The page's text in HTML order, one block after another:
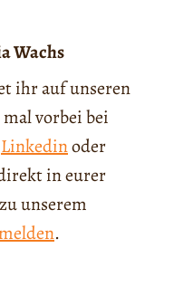
Wachs
ihr auf unseren
vorbei bei
Linkedinoder
in eurer
unserem
.